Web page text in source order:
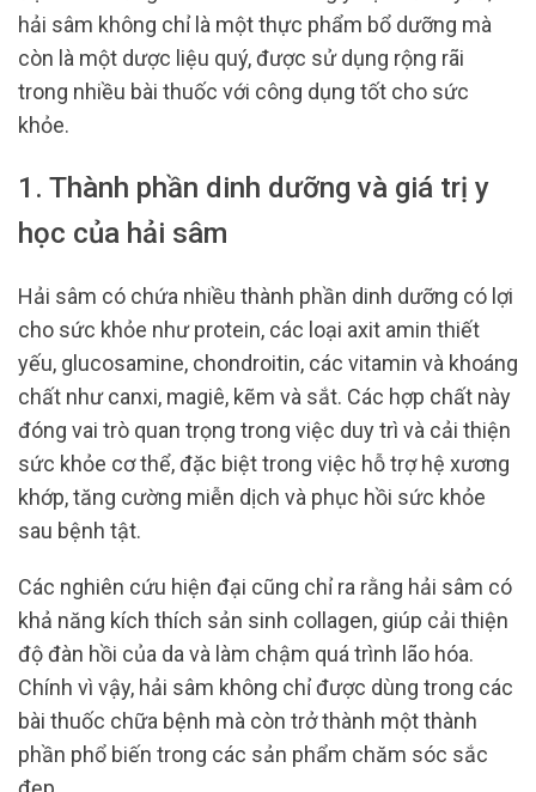
hải sâm không chỉ là một thực phẩm bổ dưỡng mà
còn là một dược liệu quý, được sử dụng rộng rãi
trong nhiều bài thuốc với công dụng tốt cho sức
khỏe.
1. Thành phần dinh dưỡng và giá trị y
học của hải sâm
Hải sâm có chứa nhiều thành phần dinh dưỡng có lợi
cho sức khỏe như protein, các loại axit amin thiết
yếu, glucosamine, chondroitin, các vitamin và khoáng
chất như canxi, magiê, kẽm và sắt. Các hợp chất này
đóng vai trò quan trọng trong việc duy trì và cải thiện
sức khỏe cơ thể, đặc biệt trong việc hỗ trợ hệ xương
khớp, tăng cường miễn dịch và phục hồi sức khỏe
sau bệnh tật.
Các nghiên cứu hiện đại cũng chỉ ra rằng hải sâm có
khả năng kích thích sản sinh collagen, giúp cải thiện
độ đàn hồi của da và làm chậm quá trình lão hóa.
Chính vì vậy, hải sâm không chỉ được dùng trong các
bài thuốc chữa bệnh mà còn trở thành một thành
phần phổ biến trong các sản phẩm chăm sóc sắc